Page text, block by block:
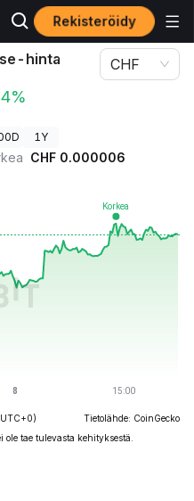
Rekisteröidy
hinta ROCK
hinta
CHF
1Y
CHF 0.000006
Tietolähde: CoinGecko
tae tulevasta kehityksestä.